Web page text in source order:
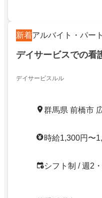
新着アルバイト・パート
デイサービスでの看
デイサービスルル
群馬県 前橋市
時給1,300円〜
シフト制 / 週2